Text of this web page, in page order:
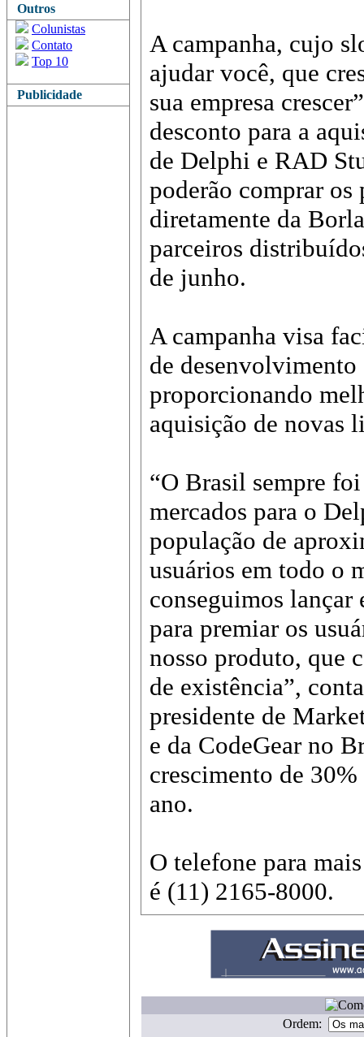
Outros
Colunistas
Contato
Top 10
Publicidade
A campanha, cujo
ajudar você, que
sua empresa
desconto para a
de Delphi e RAD
poderão comprar
diretamente da
parceiros
de junho.
A campanha visa
de
proporcionando
aquisição de novas
“O Brasil sempre
mercados para o
população de
usuários em todo o
conseguimos lançar
para premiar os
nosso produto, que
de existência”,
presidente de
e da CodeGear no
crescimento de
ano.
O telefone para
é (11) 2165-8000.
Ordem: